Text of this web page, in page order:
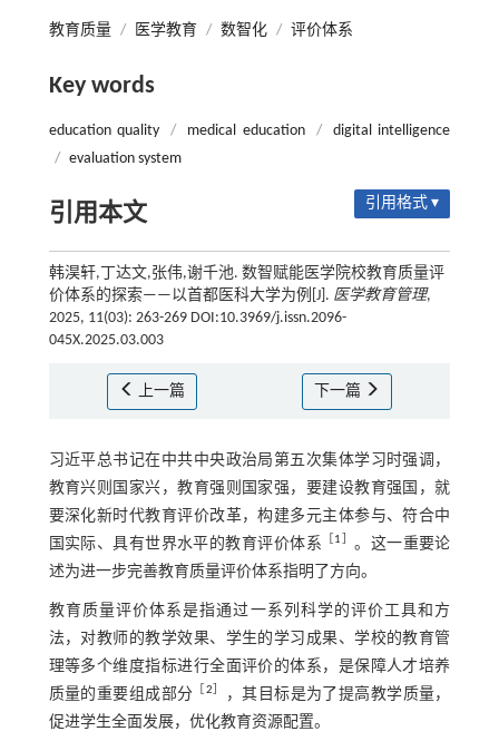
教育质量 / 医学教育 / 数智化 / 评价体系
Key words
education quality / medical education /
digital intelligence
/ evaluation system
引用本文 引用格式 ▾
韩淏轩,丁达文,张伟,谢千池. 数智赋能医学院校教育质量评
价体系的探索——以首都医科大学为例[J]. 医学教育管理,
2025, 11(03): 263-269 DOI:10.3969/j.issn.2096-
045X.2025.03.003
上一篇 下一篇
习近平总书记在中共中央政治局第五次集体学习时强调，
教育兴则国家兴，教育强则国家强，要建设教育强国，就
要深化新时代教育评价改革，构建多元主体参与、符合中
国实际、具有世界水平的教育评价体系
1
。这一重要论
述为进一步完善教育质量评价体系指明了方向。
教育质量评价体系是指通过一系列科学的评价工具和方
法，对教师的教学效果、学生的学习成果、学校的教育管
理等多个维度指标进行全面评价的体系，是保障人才培养
质量的重要组成部分
2
，其目标是为了提高教学质量，
促进学生全面发展，优化教育资源配置。